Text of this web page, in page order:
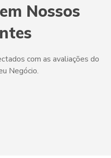
Nossos
com as avaliações do
Negócio.